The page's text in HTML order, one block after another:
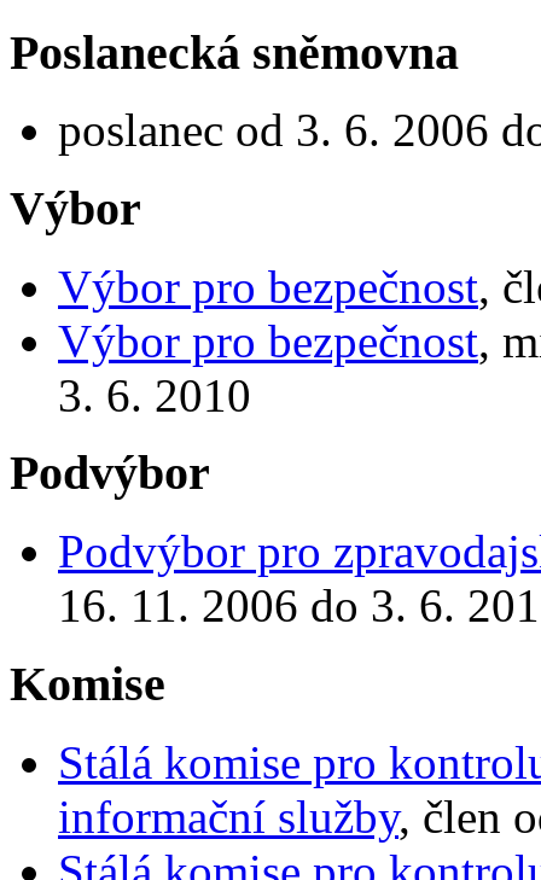
Poslanecká sněmovna
poslanec od 3. 6. 2006
Výbor
Výbor pro bezpečnost,
Výbor pro bezpečnost,
3. 6. 2010
Podvýbor
Podvýbor pro
16. 11. 2006 do 3. 6.
Komise
Stálá komise pro
informační služby, člen